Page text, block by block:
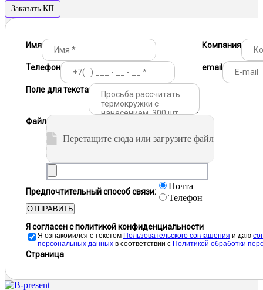
Заказать КП
Имя Компания
Телефон email
Поле для текста
Файл
Перетащите сюда или загрузите файл
Предпочтительный способ связи:
Почта
Телефон
ОТПРАВИТЬ
Я согласен с политикой конфиденциальности
Я ознакомился с текстом Пользовательского соглашения и даю
персональных данных в соответствии с Политикой обработки
Страница